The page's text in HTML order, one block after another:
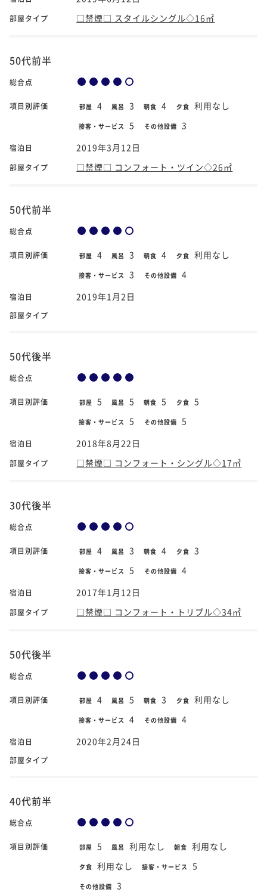
部屋タイプ □禁煙□ スタイルシングル◇16㎡
50代前半
総合点
項目別評価 部屋 4 風呂 3 朝食 4 夕食 利用なし
接客・サービス 5 その他設備 3
宿泊日 2019年3月12日
部屋タイプ □禁煙□ コンフォート・ツイン◇26㎡
50代前半
総合点
項目別評価 部屋 4 風呂 3 朝食 4 夕食 利用なし
接客・サービス 3 その他設備 4
宿泊日 2019年1月2日
部屋タイプ
50代後半
総合点
項目別評価 部屋 5 風呂 5 朝食 5 夕食 5
接客・サービス 5 その他設備 5
宿泊日 2018年8月22日
部屋タイプ □禁煙□ コンフォート・シングル◇17㎡
30代後半
総合点
項目別評価 部屋 4 風呂 3 朝食 4 夕食 3
接客・サービス 5 その他設備 4
宿泊日 2017年1月12日
部屋タイプ □禁煙□ コンフォート・トリプル◇34㎡
50代後半
総合点
項目別評価 部屋 4 風呂 5 朝食 3 夕食 利用なし
接客・サービス 4 その他設備 4
宿泊日 2020年2月24日
部屋タイプ
40代前半
総合点
項目別評価 部屋 5 風呂 利用なし 朝食 利用なし
夕食 利用なし 接客・サービス 5
その他設備 3